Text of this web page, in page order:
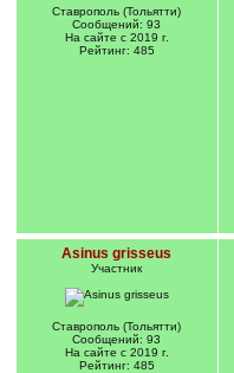
Ставрополь (Тольятти)
Сообщений: 93
На сайте с 2019 г.
Рейтинг: 485
Asinus grisseus
Участник
Ставрополь (Тольятти)
Сообщений: 93
На сайте с 2019 г.
Рейтинг: 485